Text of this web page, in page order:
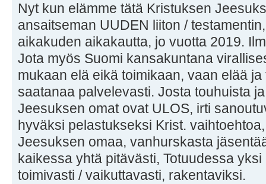
Nyt kun elämme tätä Kristuksen
ansaitseman UUDEN liiton /
aikakuden aikakautta, jo vuotta 2019.
Jota myös Suomi kansakuntana
mukaan elä eikä toimikaan, vaan elää
saatanaa palvelevasti. Josta touhuista
Jeesuksen omat ovat ULOS, irti
hyväksi pelastukseksi Krist.
Jeesuksen omaa, vanhurskasta
kaikessa yhtä pitävästi, Totuudessa
toimivasti / vaikuttavasti, rakentaviksi.